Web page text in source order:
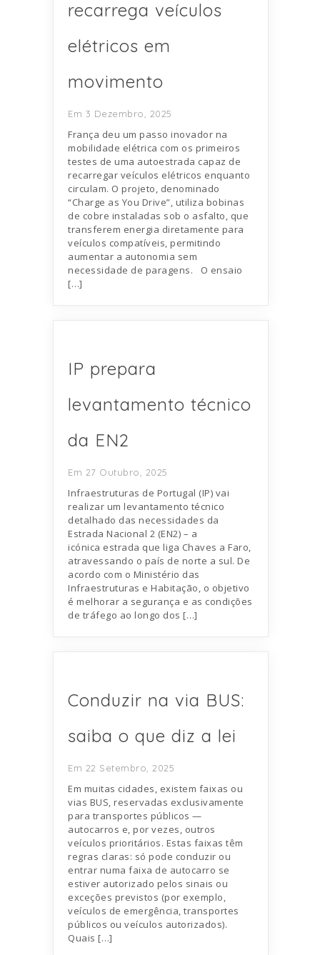
recarrega veículos
elétricos em
movimento
Em 3 Dezembro, 2025
França deu um passo inovador na
mobilidade elétrica com os primeiros
testes de uma autoestrada capaz de
recarregar veículos elétricos enquanto
circulam. O projeto, denominado
“Charge as You Drive”, utiliza bobinas
de cobre instaladas sob o asfalto, que
transferem energia diretamente para
veículos compatíveis, permitindo
aumentar a autonomia sem
necessidade de paragens. O ensaio
[…]
IP prepara
levantamento técnico
da EN2
Em 27 Outubro, 2025
Infraestruturas de Portugal (IP) vai
realizar um levantamento técnico
detalhado das necessidades da
Estrada Nacional 2 (EN2) – a
icónica estrada que liga Chaves a Faro,
atravessando o país de norte a sul. De
acordo com o Ministério das
Infraestruturas e Habitação, o objetivo
é melhorar a segurança e as condições
de tráfego ao longo dos […]
Conduzir na via BUS:
saiba o que diz a lei
Em 22 Setembro, 2025
Em muitas cidades, existem faixas ou
vias BUS, reservadas exclusivamente
para transportes públicos —
autocarros e, por vezes, outros
veículos prioritários. Estas faixas têm
regras claras: só pode conduzir ou
entrar numa faixa de autocarro se
estiver autorizado pelos sinais ou
exceções previstos (por exemplo,
veículos de emergência, transportes
públicos ou veículos autorizados).
Quais […]